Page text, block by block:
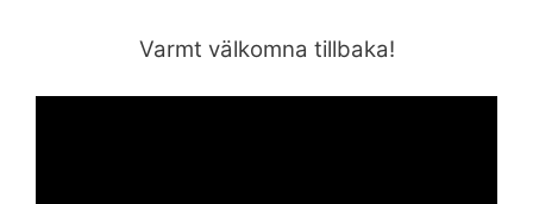
Varmt välkomna tillbaka!